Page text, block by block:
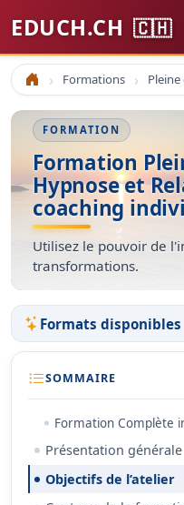
EDUCH.CH 🇨🇭
Accueil Formations
FORMATION
Formation
Hypnose et
coaching
Utilisez le pouvoir de
transformations.
Formats disponibles
SOMMAIRE
Formation Complète
Présentation générale
Objectifs de l’atelier